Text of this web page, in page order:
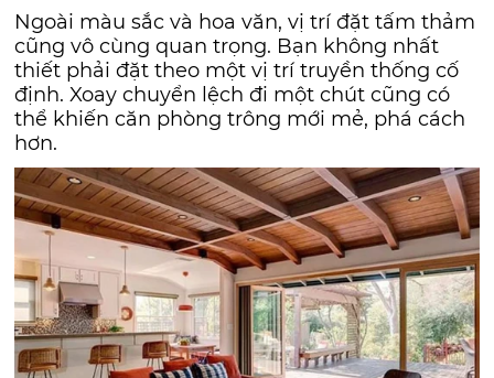
Ngoài màu sắc và hoa văn, vị trí đặt tấm thảm
cũng vô cùng quan trọng. Bạn không nhất
thiết phải đặt theo một vị trí truyền thống cố
định. Xoay chuyển lệch đi một chút cũng có
thể khiến căn phòng trông mới mẻ, phá cách
hơn.